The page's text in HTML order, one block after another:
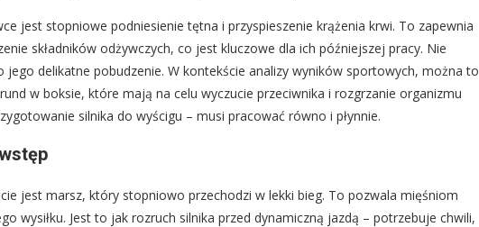
jest stopniowe podniesienie tętna i przyspieszenie krążenia krwi. To zapewnia
składników odżywczych, co jest kluczowe dla ich późniejszej pracy. Nie
jego delikatne pobudzenie. W kontekście analizy wyników sportowych, można to
w boksie, które mają na celu wyczucie przeciwnika i rozgrzanie organizmu
silnika do wyścigu – musi pracować równo i płynnie.
jest marsz, który stopniowo przechodzi w lekki bieg. To pozwala mięśniom
wysiłku. Jest to jak rozruch silnika przed dynamiczną jazdą – potrzebuje chwili,